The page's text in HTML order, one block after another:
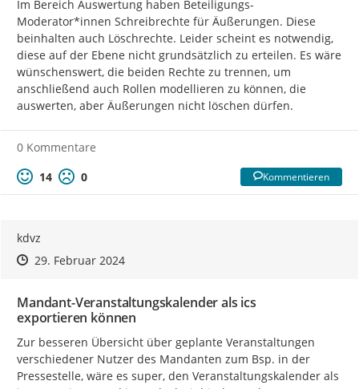
Im Bereich Auswertung haben Beteiligungs-
Moderator*innen Schreibrechte für Äußerungen. Diese
beinhalten auch Löschrechte. Leider scheint es notwendig,
diese auf der Ebene nicht grundsätzlich zu erteilen. Es wäre
wünschenswert, die beiden Rechte zu trennen, um
anschließend auch Rollen modellieren zu können, die
auswerten, aber Äußerungen nicht löschen dürfen.
0 Kommentare
14
0 Kommentieren
kdvz
Zeitpunkt des Erstellens
Zeitpunkt des Erstellens
29. Februar 2024Zur Äußerung
Mandant-Veranstaltungskalender als ics
exportieren können
Zur besseren Übersicht über geplante Veranstaltungen
verschiedener Nutzer des Mandanten zum Bsp. in der
Pressestelle, wäre es super, den Veranstaltungskalender als